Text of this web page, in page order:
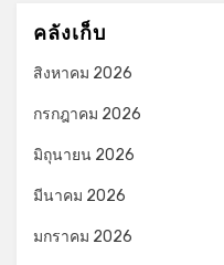
คลังเก็บ
สิงหาคม 2026
กรกฎาคม 2026
มิถุนายน 2026
มีนาคม 2026
มกราคม 2026